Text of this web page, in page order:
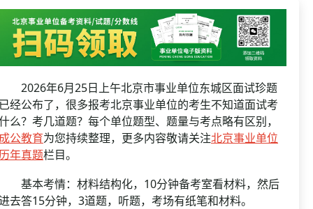
资格复审
面试补录
历年真题
公务员课程
国企/银行考试
年6月25日上午北京市事业单位东城区面试珍题
经公布了，很多报考北京事业单位的考生不知道面试考
么？考几道题？每个单位题型、题量与考点略有区别，
公教育为您持续整理，更多内容敬请关注北京事业单位
年真题栏目。
本考情：材料结构化，10分钟备考室看材料，然后
去答15分钟，3道题，听题，考场有纸笔和材料。